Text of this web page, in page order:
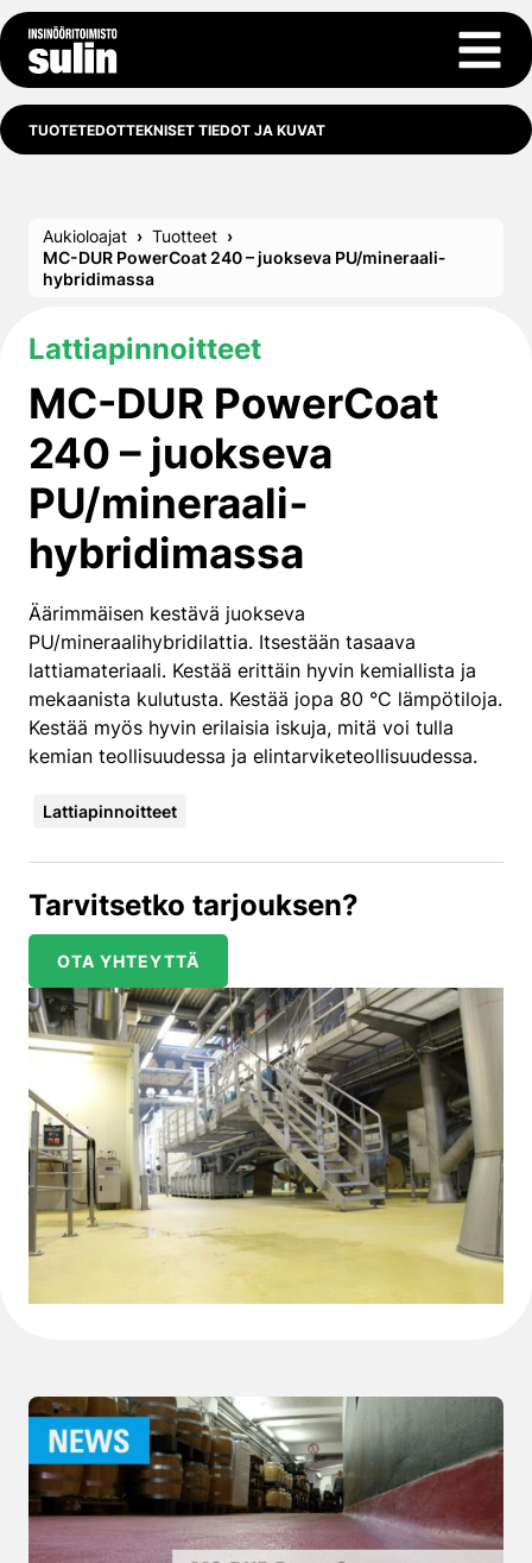
Siirry sisältöön
Avaa
TUOTETEDOTTEKNISET TIEDOT JA KUVAT
Aukioloajat
Tuotteet
MC-DUR PowerCoat 240 – juokseva PU/mineraali­
hybridimassa
Lattiapinnoitteet
MC-DUR PowerCoat
240 – juokseva
PU/mineraali­
hybridimassa
Äärimmäisen kestävä juokseva
PU/mineraalihybridilattia. Itsestään tasaava
lattiamateriaali. Kestää erittäin hyvin kemiallista ja
mekaanista kulutusta. Kestää jopa 80 °C lämpötiloja.
Kestää myös hyvin erilaisia iskuja, mitä voi tulla
kemian teollisuudessa ja elintarviketeollisuudessa.
Lattiapinnoitteet
Tarvitsetko tarjouksen?
OTA YHTEYTTÄ